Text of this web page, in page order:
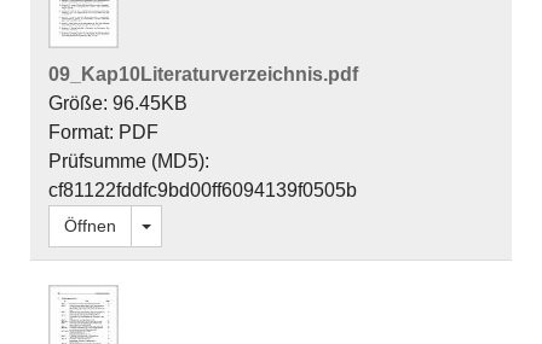
09_Kap10Literaturverzeichnis.pdf
Größe: 96.45KB
Format: PDF
Prüfsumme (MD5):
cf81122fddfc9bd00ff6094139f0505b
Öffnen Dropdown öffnen